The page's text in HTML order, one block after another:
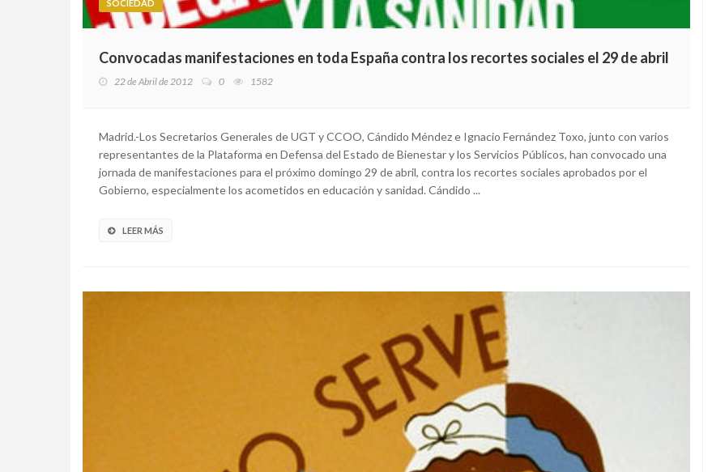
SOCIEDAD
Convocadas manifestaciones en toda España contra los recortes sociales el 29 de abril
22 de Abril de 2012 0 1582
Madrid.-Los Secretarios Generales de UGT y CCOO, Cándido Méndez e Ignacio Fernández Toxo, junto con varios
representantes de la Plataforma en Defensa del Estado de Bienestar y los Servicios Públicos, han convocado una
jornada de manifestaciones para el próximo domingo 29 de abril, contra los recortes sociales aprobados por el
Gobierno, especialmente los acometidos en educación y sanidad. Cándido ...
LEER MÁS